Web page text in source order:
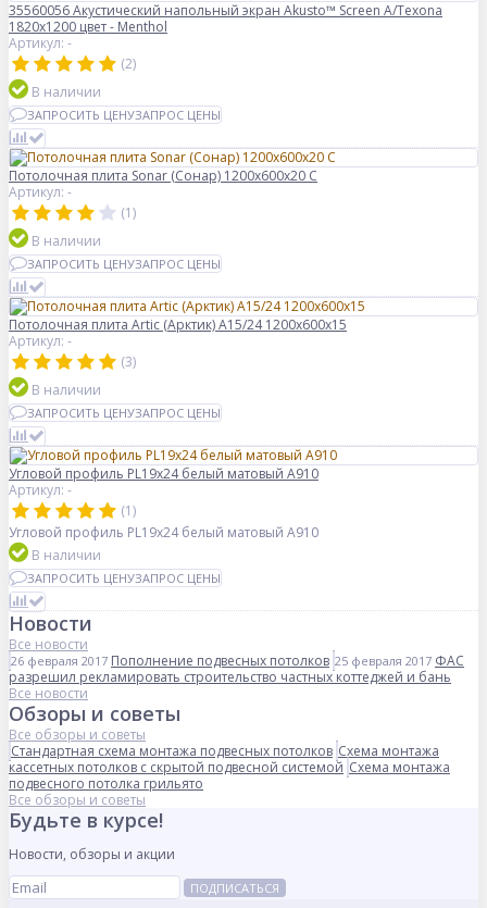
35560056 Акустический напольный экран Akusto™ Screen A/Texona
1820x1200 цвет - Menthol
Артикул: -
(2)
В наличии
ЗАПРОСИТЬ ЦЕНУЗАПРОС ЦЕНЫ
Потолочная плита Sonar (Сонар) 1200x600x20 C
Артикул: -
(1)
В наличии
ЗАПРОСИТЬ ЦЕНУЗАПРОС ЦЕНЫ
Потолочная плита Artic (Арктик) A15/24 1200x600x15
Артикул: -
(3)
В наличии
ЗАПРОСИТЬ ЦЕНУЗАПРОС ЦЕНЫ
Угловой профиль PL19x24 белый матовый А910
Артикул: -
(1)
Угловой профиль PL19x24 белый матовый А910
В наличии
ЗАПРОСИТЬ ЦЕНУЗАПРОС ЦЕНЫ
Новости
Все новости
26 февраля 2017 Пополнение подвесных потолков 25 февраля 2017 ФАС
разрешил рекламировать строительство частных коттеджей и бань
Все новости
Обзоры и советы
Все обзоры и советы
Стандартная схема монтажа подвесных потолков Схема монтажа
кассетных потолков с скрытой подвесной системой Схема монтажа
подвесного потолка грильято
Все обзоры и советы
Будьте в курсе!
Новости, обзоры и акции
ПОДПИСАТЬСЯ